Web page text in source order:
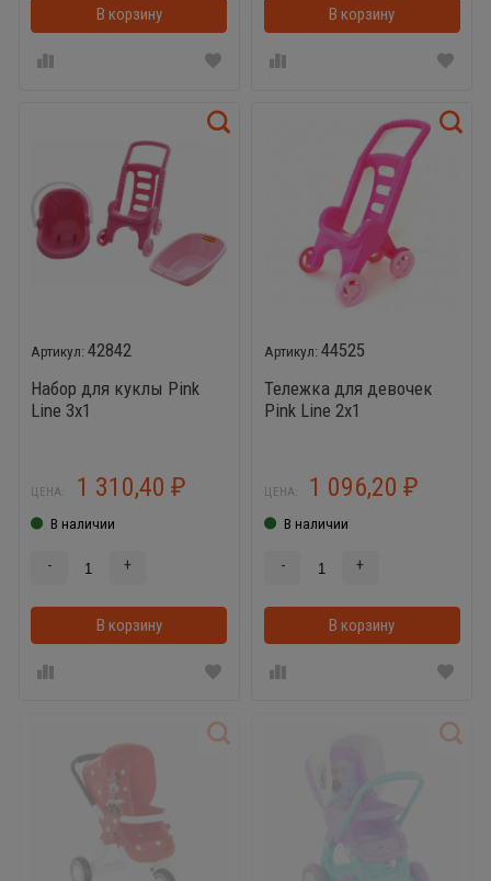
В корзину В корзинкеВ корзину
42842
Набор для куклы Pink
Line 3х1
ЦЕНА: 1 310,40 ₽
В наличии
- +
В корзину В корзинке
44525
Тележка для девочек
Pink Line 2х1
ЦЕНА: 1 096,20₽
В наличии
- +
В корзину